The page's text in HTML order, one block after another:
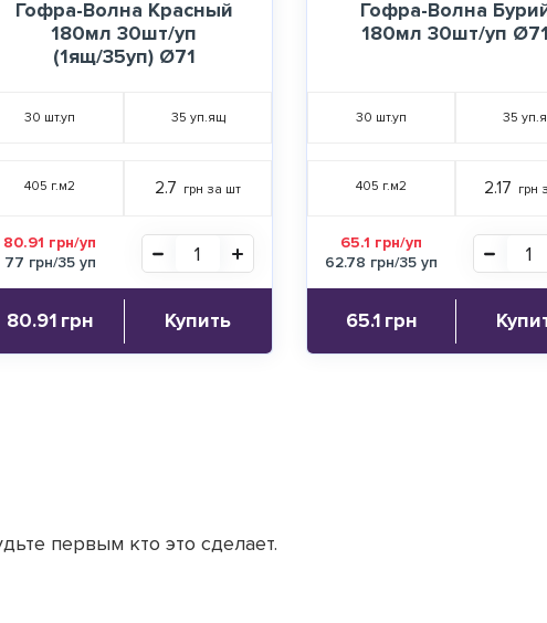
Гофра-Волна Красный
180мл 30шт/уп
(1ящ/35уп) Ø71
30 шт.уп 35 уп.ящ
405 г.м2 2.7 грн за шт
80.91 грн/уп
77 грн/35 уп
80.91 грн Купить
Гофра-Волна
180мл 30шт/уп Ø71
30 шт.уп 35
405 г.м2 2.17 грн
65.1 грн/уп
62.78 грн/35 уп
65.1 грн
первым кто это сделает.